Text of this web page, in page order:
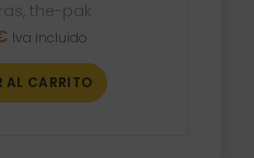
, the-pak
Iva incluido
AL CARRITO